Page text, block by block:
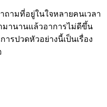
ถามที่อยู่ในใจหลายคนเวลา
านานแล้วอาการไม่ดีขึ้น
ารปวดหัวอย่างนี้เป็นเรื่อง